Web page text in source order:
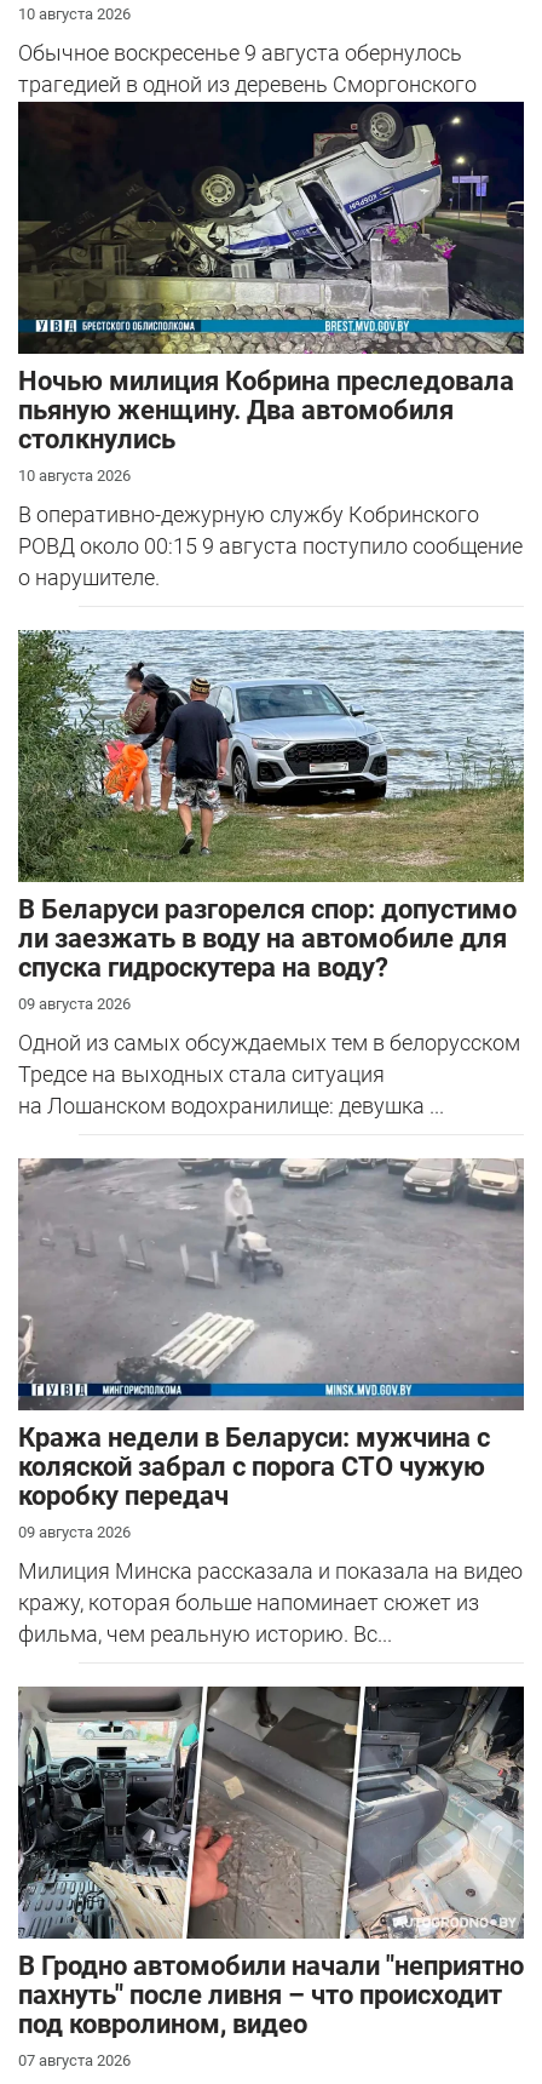
10 августа 2026
Обычное воскресенье 9 августа обернулось
трагедией в одной из деревень Сморгонского
района.
Ночью милиция Кобрина преследовала
пьяную женщину. Два автомобиля
столкнулись
10 августа 2026
В оперативно-дежурную службу Кобринского
РОВД около 00:15 9 августа поступило сообщение
о нарушителе.
В Беларуси разгорелся спор: допустимо
ли заезжать в воду на автомобиле для
спуска гидроскутера на воду?
09 августа 2026
Одной из самых обсуждаемых тем в белорусском
Тредсе на выходных стала ситуация
на Лошанском водохранилище: девушка ...
Кража недели в Беларуси: мужчина с
коляской забрал с порога СТО чужую
коробку передач
09 августа 2026
Милиция Минска рассказала и показала на видео
кражу, которая больше напоминает сюжет из
фильма, чем реальную историю. Вс...
В Гродно автомобили начали "неприятно
пахнуть" после ливня – что происходит
под ковролином, видео
07 августа 2026